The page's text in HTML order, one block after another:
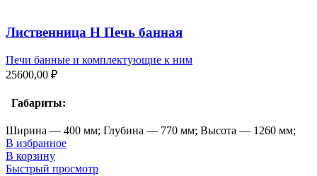
Лиственница Н Печь банная
Печи банные и комплектующие к ним
25600,00 ₽
Габариты:
Ширина — 400 мм; Глубина — 770 мм; Высота — 1260 мм;
В избранное
В корзину
Быстрый просмотр